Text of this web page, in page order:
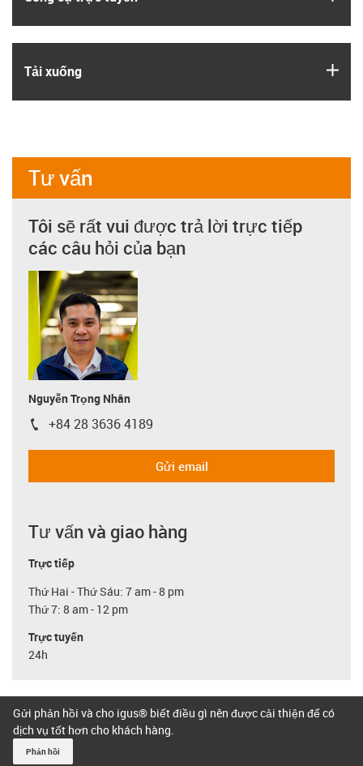
Tải xuống
Tư vấn
Tôi sẽ rất vui được trả lời trực tiếp
các câu hỏi của bạn
Nguyễn Trọng Nhân
igus-icon-phone
+84 28 3636 4189
Gửi email
Tư vấn và giao hàng
Trực tiếp
Thứ Hai - Thứ Sáu: 7 am - 8 pm
Thứ 7: 8 am - 12 pm
Trực tuyến
24h
Gửi phản hồi và cho igus® biết điều gì nên được cải thiện để có
dịch vụ tốt hơn cho khách hàng.
Phản hồi